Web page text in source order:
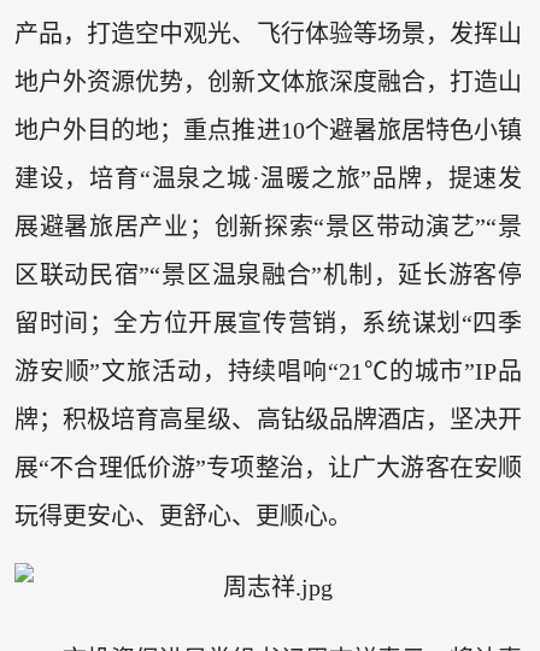
产品，打造空中观光、飞行体验等场景，发挥山
地户外资源优势，创新文体旅深度融合，打造山
地户外目的地；重点推进10个避暑旅居特色小镇
建设，培育“温泉之城·温暖之旅”品牌，提速发
展避暑旅居产业；创新探索“景区带动演艺”“景
区联动民宿”“景区温泉融合”机制，延长游客停
留时间；全方位开展宣传营销，系统谋划“四季
游安顺”文旅活动，持续唱响“21℃的城市”IP品
牌；积极培育高星级、高钻级品牌酒店，坚决开
展“不合理低价游”专项整治，让广大游客在安顺
玩得更安心、更舒心、更顺心。